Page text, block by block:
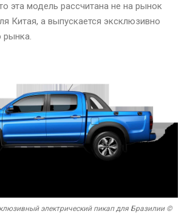
эта модель рассчитана не на рынок
Китая, а выпускается эксклюзивно
рынка.
электрический пикап для Бразилии ©